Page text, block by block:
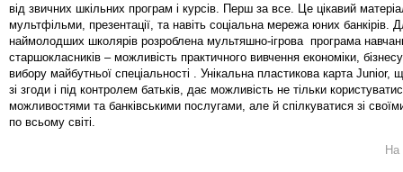
від звичних шкільних програм і курсів. Перш за все. Це цікавий
мультфільми, презентації, та навіть соціальна мережа юних банкірів.
наймолодших школярів розроблена мультяшно-ігрова програма
старшокласників – можливість практичного вивчення економіки,
вибору майбутньої спеціальності . Унікальна пластикова карта Junior,
зі згоди і під контролем батьків, дає можливість не тільки
можливостями та банківськими послугами, але й спілкуватися зі
по всьому світі.
На